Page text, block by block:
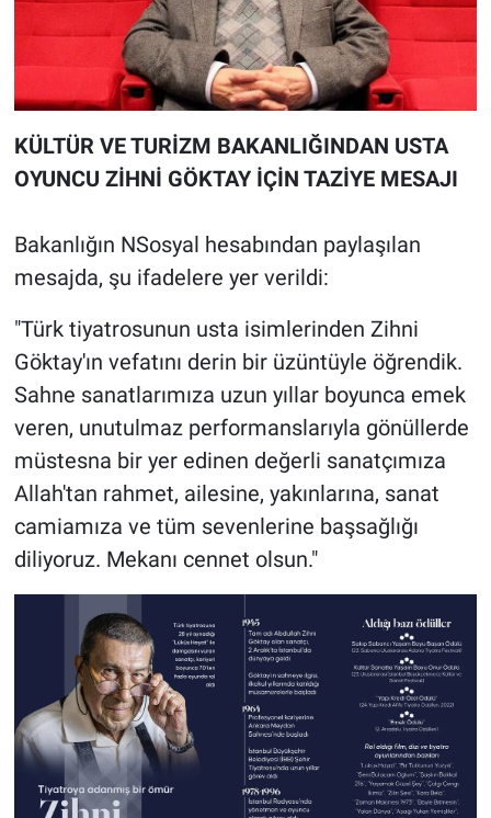
KÜLTÜR VE TURİZM BAKANLIĞINDAN USTA
OYUNCU ZİHNİ GÖKTAY İÇİN TAZİYE MESAJI
Bakanlığın NSosyal hesabından paylaşılan
mesajda, şu ifadelere yer verildi:
"Türk tiyatrosunun usta isimlerinden Zihni
Göktay'ın vefatını derin bir üzüntüyle öğrendik.
Sahne sanatlarımıza uzun yıllar boyunca emek
veren, unutulmaz performanslarıyla gönüllerde
müstesna bir yer edinen değerli sanatçımıza
Allah'tan rahmet, ailesine, yakınlarına, sanat
camiamıza ve tüm sevenlerine başsağlığı
diliyoruz. Mekanı cennet olsun."